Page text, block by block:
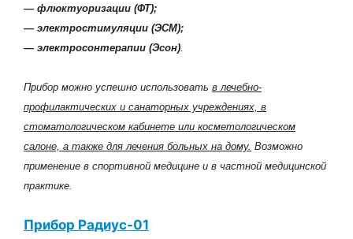
— флюктуоризации (ФТ);
— электростимуляции (ЭСМ);
— электросонтерапии (Эсон)
Прибор можно успешно использовать в лечебно-
профилактических и санаторных учреждениях, в
стоматологическом кабинете или косметологическом
салоне, а также для лечения больных на дому. Возможно
применение в спортивной медицине и в частной медицинской
практике.
Прибор Радиус-01